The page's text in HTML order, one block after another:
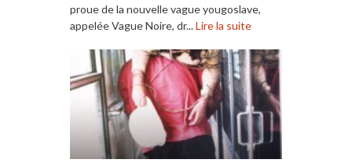
proue de la nouvelle vague yougoslave,
appelée Vague Noire, dr...Lire la suite